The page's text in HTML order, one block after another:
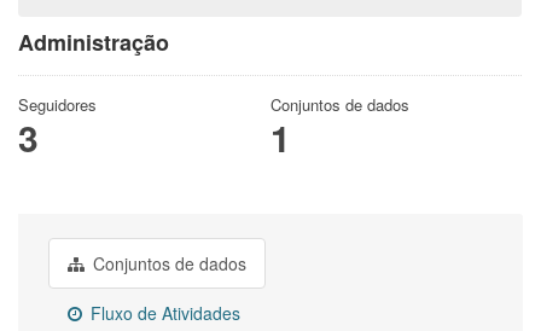
Administração
Seguidores
3
Conjuntos de dados
1
Conjuntos de dados
Fluxo de Atividades